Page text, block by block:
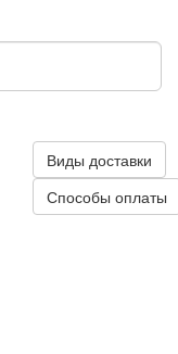
Виды доставки
Способы оплаты